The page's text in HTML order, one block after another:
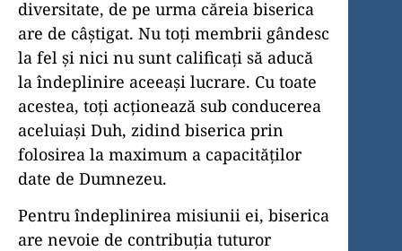
diversitate, de pe urma căreia biserica
are de câştigat. Nu toţi membrii gândesc
la fel şi nici nu sunt calificaţi să aducă
la îndeplinire aceeaşi lucrare. Cu toate
acestea, toţi acţionează sub conducerea
aceluiaşi Duh, zidind biserica prin
folosirea la maximum a capacităţilor
date de Dumnezeu.
Pentru îndeplinirea misiunii ei, biserica
are nevoie de contribuţia tuturor